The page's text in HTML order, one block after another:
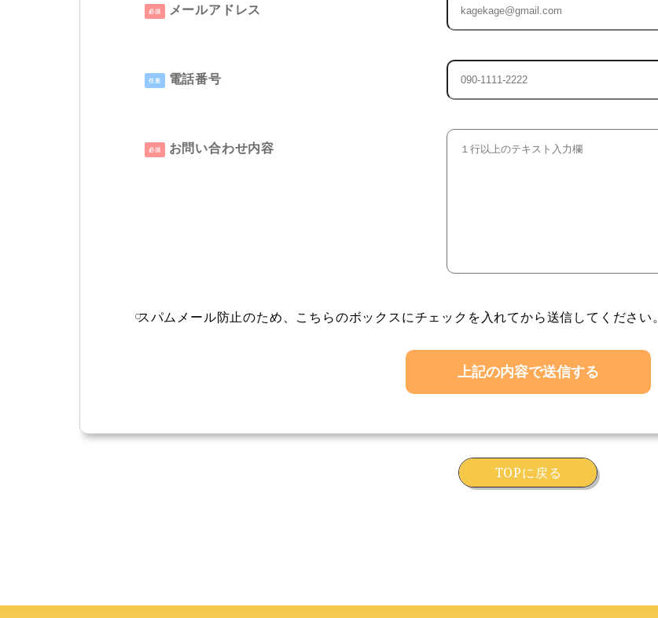
必須 メールアドレス
任意 電話番号
必須 お問い合わせ内容
スパムメール防止のため、こちらのボックスにチェックを入れてから送信してください。
TOPに戻る